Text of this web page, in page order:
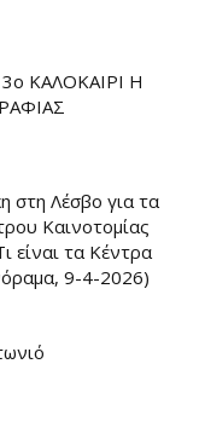
3ο ΚΑΛΟΚΑΙΡΙ Η
στη Λέσβο για τα
Καινοτομίας
είναι τα Κέντρα
9-4-2026)